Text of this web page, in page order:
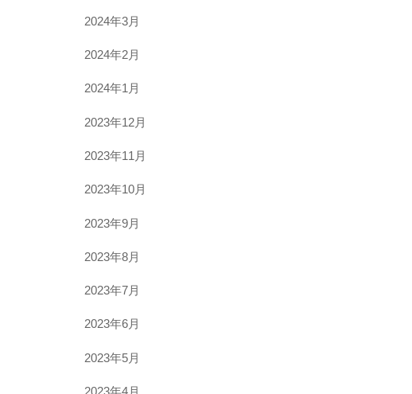
2024年3月
2024年2月
2024年1月
2023年12月
2023年11月
2023年10月
2023年9月
2023年8月
2023年7月
2023年6月
2023年5月
2023年4月